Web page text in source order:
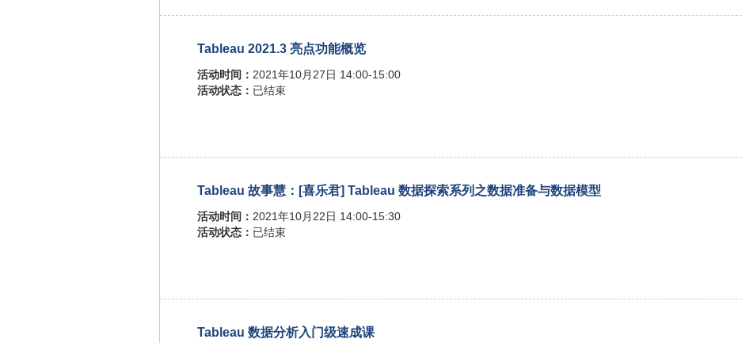
Tableau 2021.3 亮点功能概览
活动时间： 2021年10月27日 14:00-15:00
活动状态： 已结束
Tableau 故事慧：[喜乐君] Tableau 数据探索系列之数据准备与数据模型
活动时间： 2021年10月22日 14:00-15:30
活动状态： 已结束
Tableau 数据分析入门级速成课